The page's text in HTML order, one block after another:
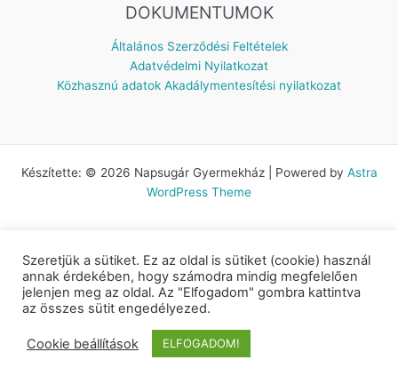
DOKUMENTUMOK
Általános Szerződési Feltételek
Adatvédelmi Nyilatkozat
Közhasznú adatok Akadálymentesítési nyilatkozat
Készítette: © 2026 Napsugár Gyermekház | Powered by Astra
WordPress Theme
Szeretjük a sütiket. Ez az oldal is sütiket (cookie) használ
annak érdekében, hogy számodra mindig megfelelően
jelenjen meg az oldal. Az "Elfogadom" gombra kattintva
az összes sütit engedélyezed.
Cookie beállítások ELFOGADOM!